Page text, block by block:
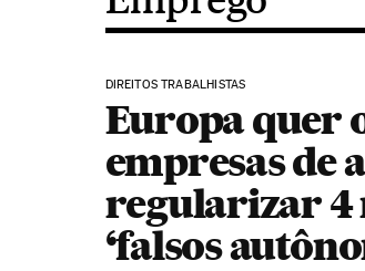
DIREITOS TRABALHISTAS
Europa quer
empresas de
regularizar 4
‘falsos